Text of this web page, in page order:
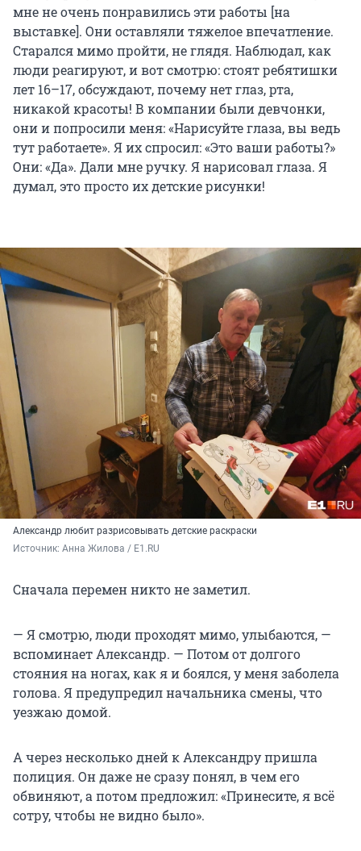
мне не очень понравились эти работы [на
выставке]. Они оставляли тяжелое впечатление.
Старался мимо пройти, не глядя. Наблюдал, как
люди реагируют, и вот смотрю: стоят ребятишки
лет 16–17, обсуждают, почему нет глаз, рта,
никакой красоты! В компании были девчонки,
они и попросили меня: «Нарисуйте глаза, вы ведь
тут работаете». Я их спросил: «Это ваши работы?»
Они: «Да». Дали мне ручку. Я нарисовал глаза. Я
думал, это просто их детские рисунки!
Александр любит разрисовывать детские раскраски
Источник: Анна Жилова / E1.RU
Сначала перемен никто не заметил.
— Я смотрю, люди проходят мимо, улыбаются, —
вспоминает Александр. — Потом от долгого
стояния на ногах, как я и боялся, у меня заболела
голова. Я предупредил начальника смены, что
уезжаю домой.
А через несколько дней к Александру пришла
полиция. Он даже не сразу понял, в чем его
обвиняют, а потом предложил: «Принесите, я всё
сотру, чтобы не видно было».